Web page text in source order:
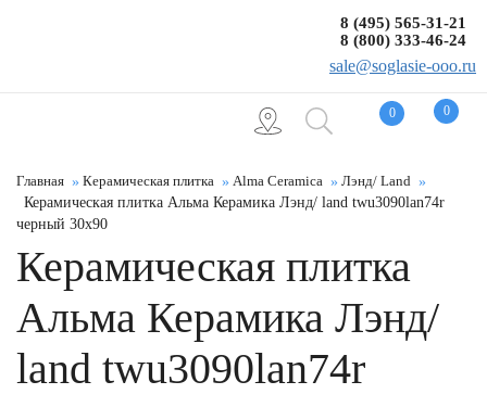
0 0
8 (495) 565-31-21
8 (800) 333-46-24
sale@soglasie-ooo.ru
Главная Керамическая плитка Alma Ceramica
Лэнд/ Land
Керамическая плитка Альма Керамика Лэнд/ land twu3090lan74r
черный 30x90
Керамическая плитка
Альма Керамика Лэнд/
land twu3090lan74r